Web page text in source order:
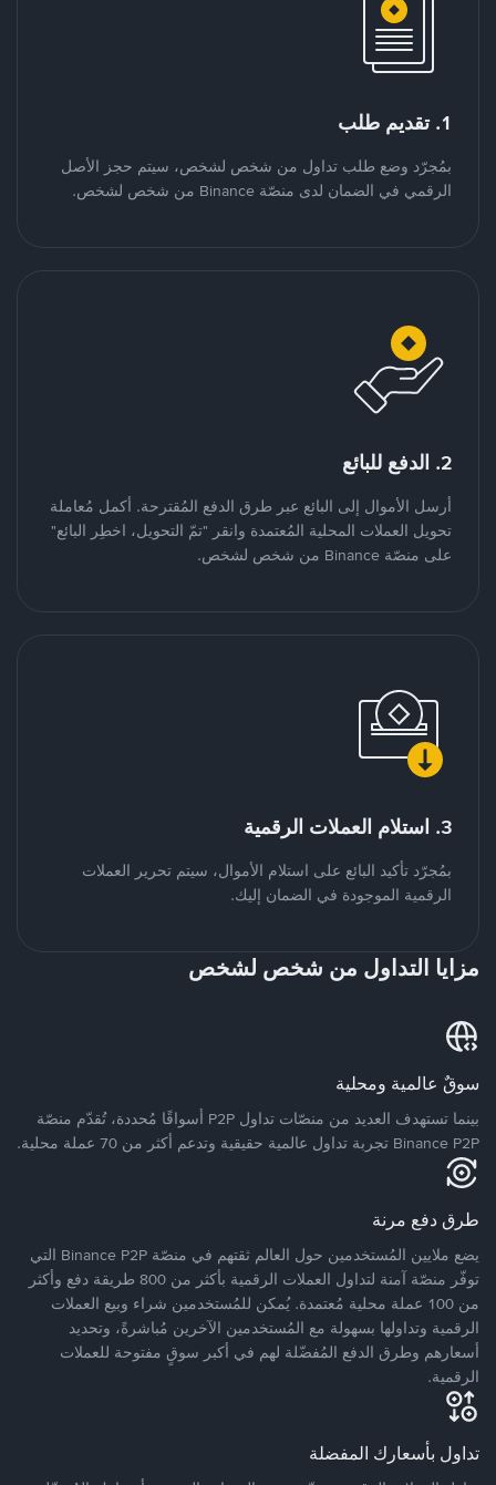
1. تقديم طلب
بمُجرّد وضع طلب تداول من شخص لشخص، سيتم حجز الأصل
الرقمي في الضمان لدى منصّة Binance من شخص لشخص.
2. الدفع للبائع
أرسل الأموال إلى البائع عبر طرق الدفع المُقترحة. أكمل مُعاملة
تحويل العملات المحلية المُعتمدة وانقر "تمّ التحويل، اخطِر البائع"
على منصّة Binance من شخص لشخص.
3. استلام العملات الرقمية
بمُجرّد تأكيد البائع على استلام الأموال، سيتم تحرير العملات
الرقمية الموجودة في الضمان إليك.
مزايا التداول من شخص لشخص
سوقٌ عالمية ومحلية
بينما تستهدف العديد من منصّات تداول P2P أسواقًا مُحددة، تُقدّم منصّة
Binance P2P تجربة تداول عالمية حقيقية وتدعم أكثر من 70 عملة محلية.
طرق دفع مرنة
يضع ملايين المُستخدمين حول العالم ثقتهم في منصّة Binance P2P التي
توفّر منصّة آمنة لتداول العملات الرقمية بأكثر من 800 طريقة دفع وأكثر
من 100 عملة محلية مُعتمدة. يُمكن للمُستخدمين شراء وبيع العملات
الرقمية وتداولها بسهولة مع المُستخدمين الآخرين مُباشرةً، وتحديد
أسعارهم وطرق الدفع المُفضّلة لهم في أكبر سوقٍ مفتوحة للعملات
الرقمية.
تداول بأسعارك المفضلة